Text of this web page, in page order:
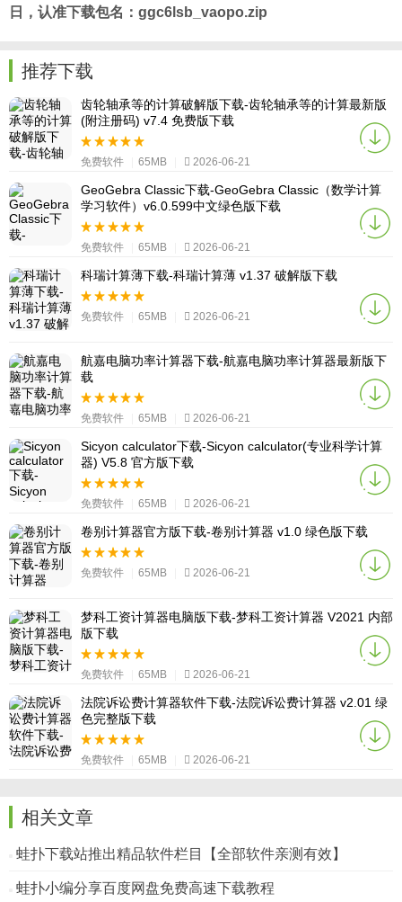
日，认准下载包名：ggc6lsb_vaopo.zip
推荐下载
齿轮轴承等的计算破解版下载-齿轮轴承等的计算最新版
(附注册码) v7.4 免费版下载
免费软件 65MB 2026-06-21
GeoGebra Classic下载-GeoGebra Classic（数学计算
学习软件）v6.0.599中文绿色版下载
免费软件 65MB 2026-06-21
科瑞计算薄下载-科瑞计算薄 v1.37 破解版下载
免费软件 65MB 2026-06-21
航嘉电脑功率计算器下载-航嘉电脑功率计算器最新版下
载
免费软件 65MB 2026-06-21
Sicyon calculator下载-Sicyon calculator(专业科学计算
器) V5.8 官方版下载
免费软件 65MB 2026-06-21
卷别计算器官方版下载-卷别计算器 v1.0 绿色版下载
免费软件 65MB 2026-06-21
梦科工资计算器电脑版下载-梦科工资计算器 V2021 内部
版下载
免费软件 65MB 2026-06-21
法院诉讼费计算器软件下载-法院诉讼费计算器 v2.01 绿
色完整版下载
免费软件 65MB 2026-06-21
相关文章
蛙扑下载站推出精品软件栏目【全部软件亲测有效】
蛙扑小编分享百度网盘免费高速下载教程